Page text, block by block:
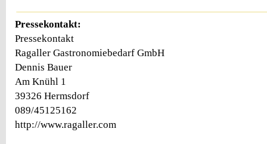
Pressekontakt:
Pressekontakt
Ragaller Gastronomiebedarf GmbH
Dennis Bauer
Am Knühl 1
39326 Hermsdorf
089/45125162
http://www.ragaller.com